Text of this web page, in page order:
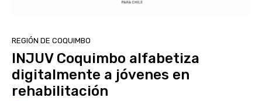
REGIÓN DE COQUIMBO
INJUV Coquimbo alfabetiza
digitalmente a jóvenes en
rehabilitación